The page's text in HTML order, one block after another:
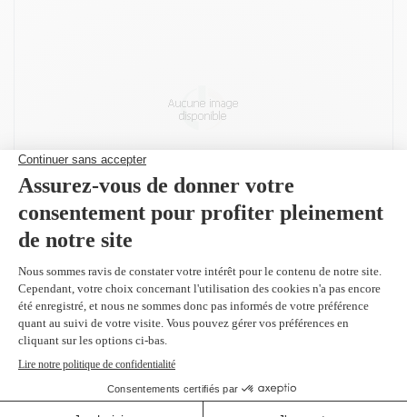
Peut être utilisé dans :
HP Color LaserJet 5500
HP Color LaserJet